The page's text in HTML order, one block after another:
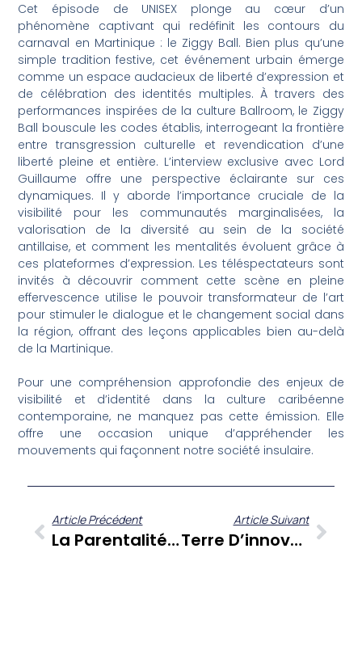
Cet épisode de UNISEX plonge au cœur d’un
phénomène captivant qui redéfinit les contours du
carnaval en Martinique : le Ziggy Ball. Bien plus qu’une
simple tradition festive, cet événement urbain émerge
comme un espace audacieux de liberté d’expression et
de célébration des identités multiples. À travers des
performances inspirées de la culture Ballroom, le Ziggy
Ball bouscule les codes établis, interrogeant la frontière
entre transgression culturelle et revendication d’une
liberté pleine et entière. L’interview exclusive avec Lord
Guillaume offre une perspective éclairante sur ces
dynamiques. Il y aborde l’importance cruciale de la
visibilité pour les communautés marginalisées, la
valorisation de la diversité au sein de la société
antillaise, et comment les mentalités évoluent grâce à
ces plateformes d’expression. Les téléspectateurs sont
invités à découvrir comment cette scène en pleine
effervescence utilise le pouvoir transformateur de l’art
pour stimuler le dialogue et le changement social dans
la région, offrant des leçons applicables bien au-delà
de la Martinique.
Pour une compréhension approfondie des enjeux de
visibilité et d’identité dans la culture caribéenne
contemporaine, ne manquez pas cette émission. Elle
offre une occasion unique d’appréhender les
mouvements qui façonnent notre société insulaire.
Article Précédent
La Parentalité Consciente : Déconstruire Les Héritages Familiaux Pour Une Éducation Équilibrée
Article Suivant
Terre D’innovation : Le Numérique, Moteur D’emploi Des Jeunes Aux Antilles-Guyane